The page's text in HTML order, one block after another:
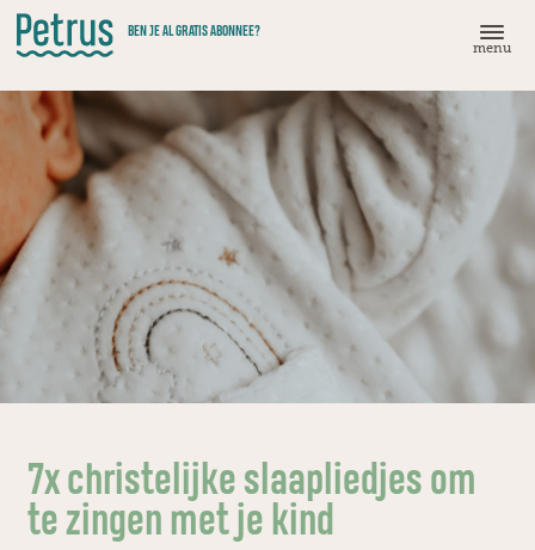
Doorgaan
naar
hoofdinhoud
BEN JE AL GRATIS ABONNEE?
menu
7x christelijke slaapliedjes om
te zingen met je kind